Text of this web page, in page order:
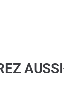
AUSSI